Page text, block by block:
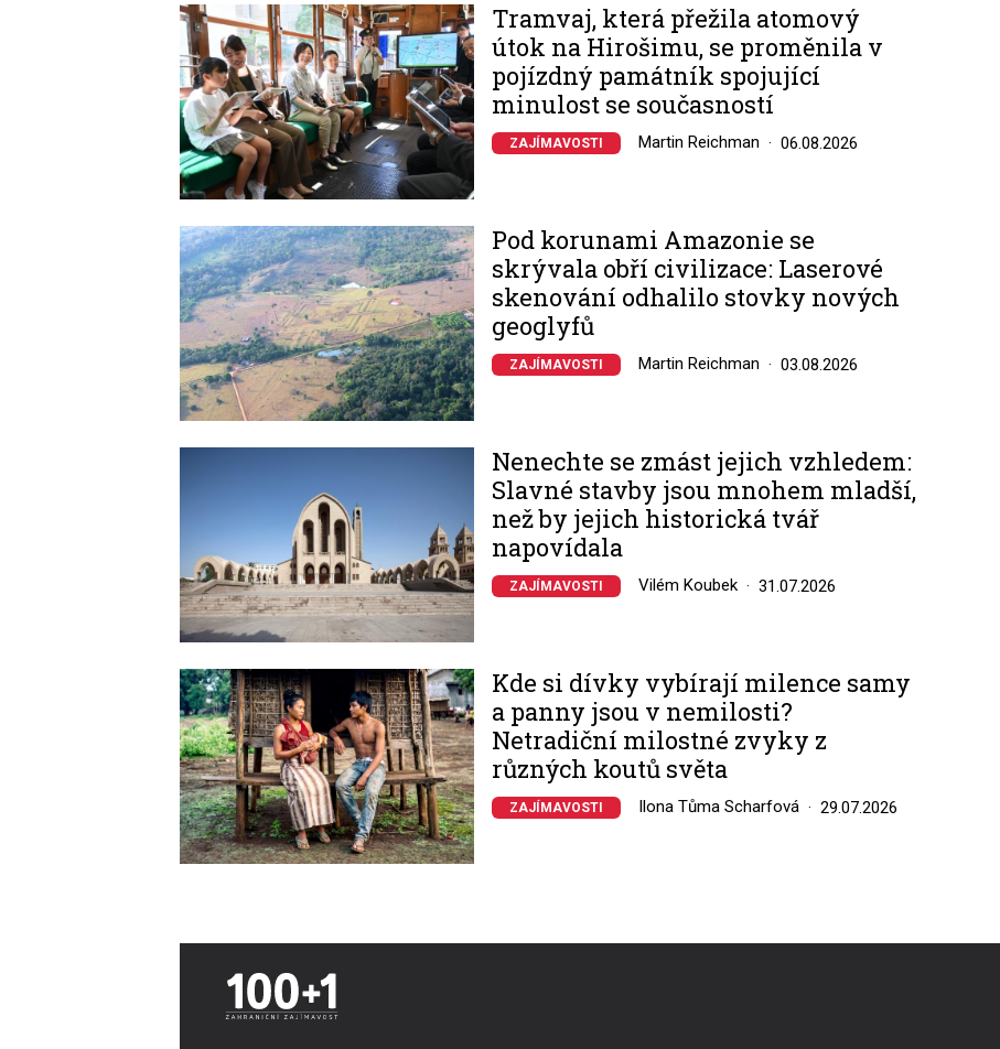
Image
Tramvaj, která přežila atomový
útok na Hirošimu, se proměnila v
pojízdný památník spojující
minulost se současností
ZAJÍMAVOSTI Martin Reichman 06.08.2026
Image
Pod korunami Amazonie se
skrývala obří civilizace: Laserové
skenování odhalilo stovky nových
geoglyfů
ZAJÍMAVOSTI Martin Reichman 03.08.2026
Nenechte se zmást jejich vzhledem:
Slavné stavby jsou mnohem mladší,
než by jejich historická tvář
napovídala
ZAJÍMAVOSTI Vilém Koubek 31.07.2026
Image
Kde si dívky vybírají milence samy
a panny jsou v nemilosti?
Netradiční milostné zvyky z
různých koutů světa
ZAJÍMAVOSTI Ilona Tůma Scharfová 29.07.2026